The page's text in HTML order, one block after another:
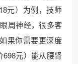
元）为例，技师
周神经，很多客
果你需要更深度
698元）能从腰肾